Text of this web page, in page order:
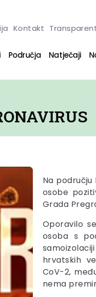
Kontakt
Područja Natječaji
Na
osobe
Grada
Oporavilo
osoba s
hrvatskih
CoV-2,
nema